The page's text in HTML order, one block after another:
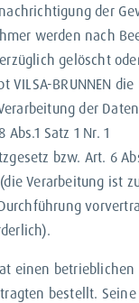
der
werden nach
gelöscht
VILSA-BRUNNEN
der
Satz 1 Nr. 1
bzw. Art. 6
Verarbeitung ist
einen betrieblichen
bestellt.